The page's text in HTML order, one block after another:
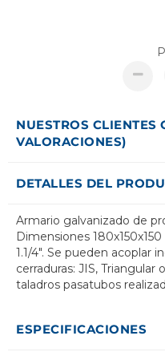
NUESTROS CLIENTES
VALORACIONES)
DETALLES DEL
Armario galvanizado de
Dimensiones
1.1/4". Se pueden acoplar
cerraduras: JIS, Triangular
taladros pasatubos
ESPECIFICACIONES